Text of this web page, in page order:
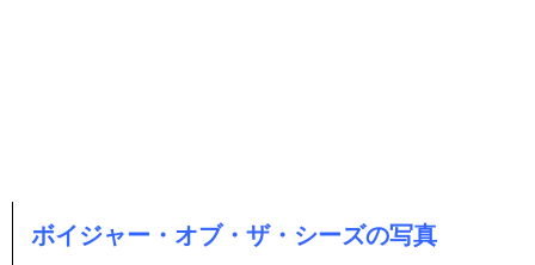
ボイジャー・オブ・ザ・シーズの写真